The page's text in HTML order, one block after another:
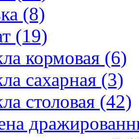
(8)
(19)
кормовая (6)
сахарная (3)
столовая (42)